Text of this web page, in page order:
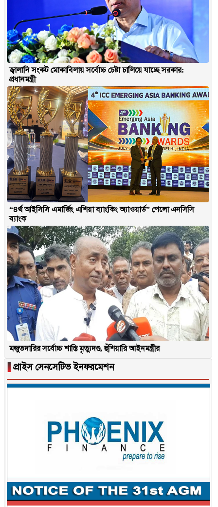
জ্বালানি সংকট মোকাবিলায় সর্বোচ্চ চেষ্টা চালিয়ে যাচ্ছে সরকার:
প্রধানমন্ত্রী
“৪র্থ আইসিসি এমার্জিং এশিয়া ব্যাংকিং অ্যাওয়ার্ড” পেলো এনসিসি
ব্যাংক
মজুতদারির সর্বোচ্চ শাস্তি মৃত্যুদণ্ড, হুঁশিয়ারি আইনমন্ত্রীর
▐ প্রাইস সেনসেটিভ ইনফরমেশন